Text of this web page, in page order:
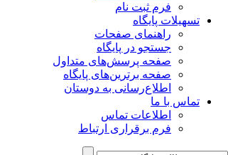
فرم ثبت نام
تسهیلات پایگاه
راهنمای صفحات
جستجو در پایگاه
صفحه پرسش‌های متداول
صفحه برترین‌های پایگاه
اطلاع‌رسانی به دوستان
تماس با ما
اطلاعات تماس
فرم برقراری ارتباط